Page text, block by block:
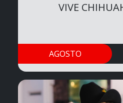
VIVE
AGOSTO